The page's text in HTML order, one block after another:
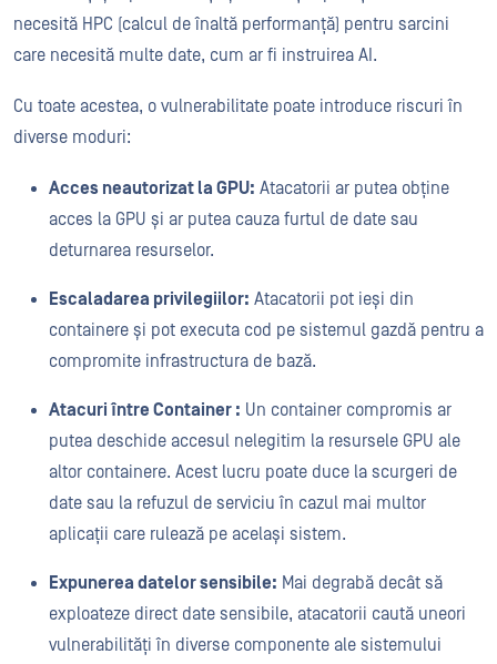
necesită HPC (calcul de înaltă performanță) pentru sarcini
care necesită multe date, cum ar fi instruirea AI.
Cu toate acestea, o vulnerabilitate poate introduce riscuri în
diverse moduri:
Acces neautorizat la GPU: Atacatorii ar putea obține
acces la GPU și ar putea cauza furtul de date sau
deturnarea resurselor.
Escaladarea privilegiilor: Atacatorii pot ieși din
containere și pot executa cod pe sistemul gazdă pentru a
compromite infrastructura de bază.
Atacuri între Container : Un container compromis ar
putea deschide accesul nelegitim la resursele GPU ale
altor containere. Acest lucru poate duce la scurgeri de
date sau la refuzul de serviciu în cazul mai multor
aplicații care rulează pe același sistem.
Expunerea datelor sensibile: Mai degrabă decât să
exploateze direct date sensibile, atacatorii caută uneori
vulnerabilități în diverse componente ale sistemului